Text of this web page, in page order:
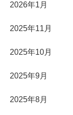
2026年1月
2025年11月
2025年10月
2025年9月
2025年8月